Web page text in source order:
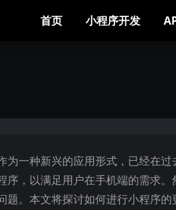
首页 小程序开发
为一种新兴的应用形式，已经在
序，以满足用户在手机端的需求
题。本文将探讨如何进行小程序